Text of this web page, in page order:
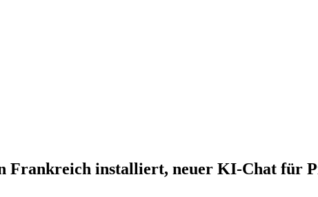
installiert, neuer KI-Chat für